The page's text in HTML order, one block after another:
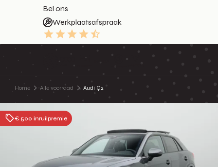
Bel ons
Werkplaatsafspraak
9.3
Home Alle voorraad Audi Q2
€ 500 inruilpremie